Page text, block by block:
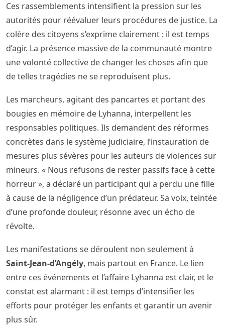
Ces rassemblements intensifient la pression sur les
autorités pour réévaluer leurs procédures de justice. La
colère des citoyens s’exprime clairement : il est temps
d’agir. La présence massive de la communauté montre
une volonté collective de changer les choses afin que
de telles tragédies ne se reproduisent plus.
Les marcheurs, agitant des pancartes et portant des
bougies en mémoire de Lyhanna, interpellent les
responsables politiques. Ils demandent des réformes
concrètes dans le système judiciaire, l’instauration de
mesures plus sévères pour les auteurs de violences sur
mineurs. « Nous refusons de rester passifs face à cette
horreur », a déclaré un participant qui a perdu une fille
à cause de la négligence d’un prédateur. Sa voix, teintée
d’une profonde douleur, résonne avec un écho de
révolte.
Les manifestations se déroulent non seulement à
Saint-Jean-d’Angély, mais partout en France. Le lien
entre ces événements et l’affaire Lyhanna est clair, et le
constat est alarmant : il est temps d’intensifier les
efforts pour protéger les enfants et garantir un avenir
plus sûr.